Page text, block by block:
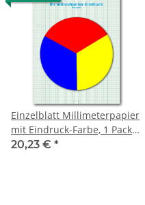
Einzelblatt Millimeterpapier
mit Eindruck-Farbe, 1 Pack
zu 100 Blatt
20,23 € *